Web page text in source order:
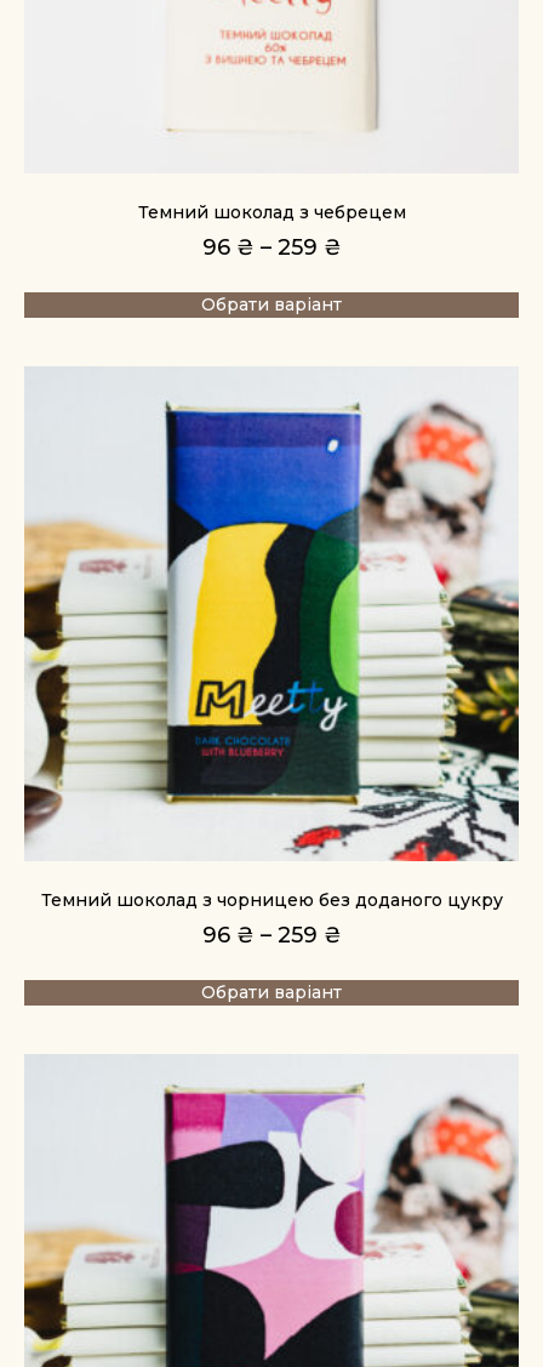
Темний шоколад з чебрецем
96 ₴ – 259 ₴
Обрати варіант
Темний шоколад з чорницею без доданого цукру
96 ₴ – 259 ₴
Обрати варіант